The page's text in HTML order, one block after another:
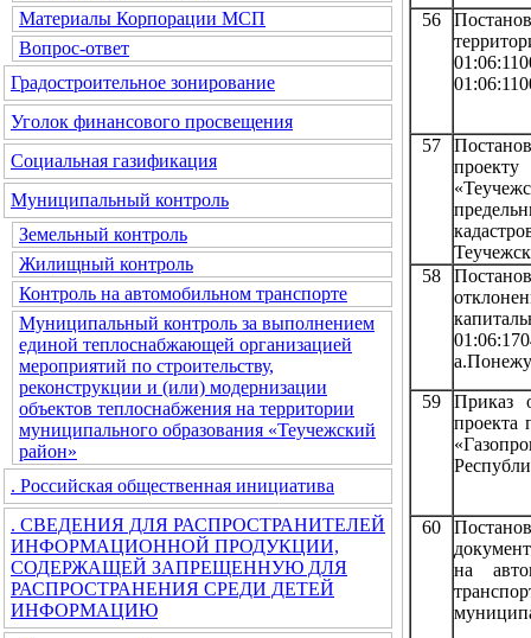
Материалы Корпорации МСП
Вопрос-ответ
Градостроительное зонирование
Уголок финансового просвещения
Социальная газификация
Муниципальный контроль
Земельный контроль
Жилищный контроль
Контроль на автомобильном транспорте
Муниципальный контроль за выполнением
единой теплоснабжающей организацией
мероприятий по строительству,
реконструкции и (или) модернизации
объектов теплоснабжения на территории
муниципального образования «Теучежский
район»
. Российская общественная инициатива
. СВЕДЕНИЯ ДЛЯ РАСПРОСТРАНИТЕЛЕЙ
ИНФОРМАЦИОННОЙ ПРОДУКЦИИ,
СОДЕРЖАЩЕЙ ЗАПРЕЩЕННУЮ ДЛЯ
РАСПРОСТРАНЕНИЯ СРЕДИ ДЕТЕЙ
ИНФОРМАЦИЮ
56
57
58
59
Приказ
проекта
60
на